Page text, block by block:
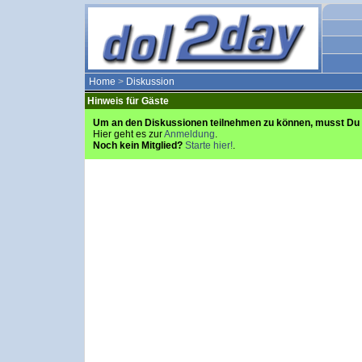
Home > Diskussion
Hinweis für Gäste
Um an den Diskussionen teilnehmen zu können, musst
Hier geht es zurAnmeldung.
Noch kein Mitglied? Starte hier!.